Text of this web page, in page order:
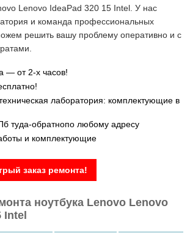
Lenovo IdeaPad 320 15 Intel. У нас
и команда профессиональных
решить вашу проблему оперативно и с
— от 2-х часов!
лаборатория: комплектующие в
туда-обратнопо любому адресу
и комплектующие
заказ ремонта!
ноутбука Lenovo Lenovo
Intel